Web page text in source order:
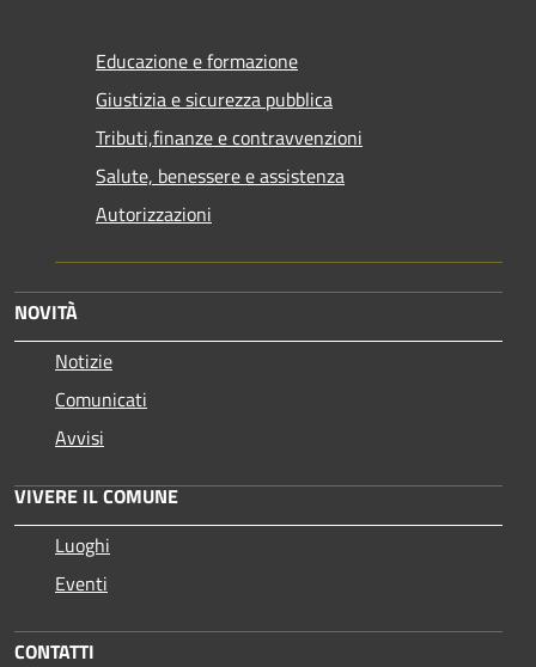
Educazione e formazione
Giustizia e sicurezza pubblica
Tributi,finanze e contravvenzioni
Salute, benessere e assistenza
Autorizzazioni
NOVITÀ
Notizie
Comunicati
Avvisi
VIVERE IL COMUNE
Luoghi
Eventi
CONTATTI